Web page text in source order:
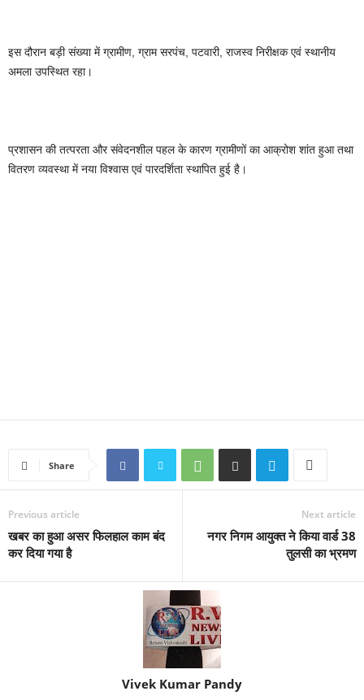
इस दौरान बड़ी संख्या में ग्रामीण, ग्राम सरपंच, पटवारी, राजस्व निरीक्षक एवं स्थानीय
अमला उपस्थित रहा।
प्रशासन की तत्परता और संवेदनशील पहल के कारण ग्रामीणों का आक्रोश शांत हुआ तथा
वितरण व्यवस्था में नया विश्वास एवं पारदर्शिता स्थापित हुई है।
Share
Previous article
खबर का हुआ असर फिलहाल काम बंद
कर दिया गया है
Next article
नगर निगम आयुक्त ने किया वार्ड 38
तुलसी का भ्रमण
Vivek Kumar Pandy